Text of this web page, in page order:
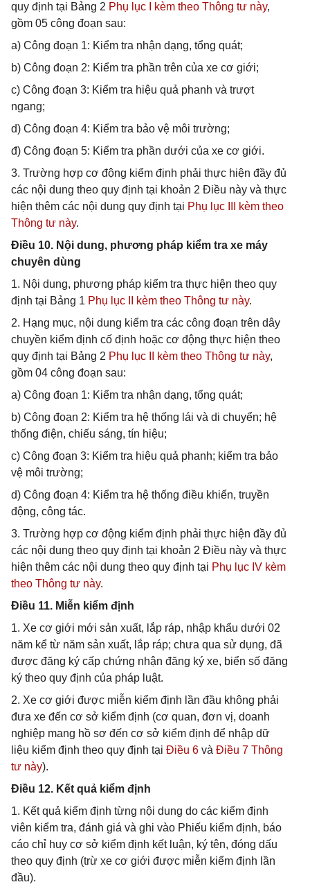
quy định tại Bảng 2 Phụ lục I kèm theo Thông tư này,
gồm 05 công đoạn sau:
a) Công đoạn 1: Kiểm tra nhận dạng, tổng quát;
b) Công đoạn 2: Kiểm tra phần trên của xe cơ giới;
c) Công đoạn 3: Kiểm tra hiệu quả phanh và trượt
ngang;
d) Công đoạn 4: Kiểm tra bảo vệ môi trường;
đ) Công đoạn 5: Kiểm tra phần dưới của xe cơ giới.
3. Trường hợp cơ động kiểm định phải thực hiện đầy đủ
các nội dung theo quy định tại khoản 2 Điều này và thực
hiện thêm các nội dung quy định tại Phụ lục III kèm theo
Thông tư này.
Điều 10. Nội dung, phương pháp kiểm tra xe máy
chuyên dùng
1. Nội dung, phương pháp kiểm tra thực hiện theo quy
định tại Bảng 1 Phụ lục II kèm theo Thông tư này.
2. Hạng mục, nội dung kiểm tra các công đoạn trên dây
chuyền kiểm định cố định hoặc cơ động thực hiện theo
quy định tại Bảng 2 Phụ lục II kèm theo Thông tư này,
gồm 04 công đoạn sau:
a) Công đoạn 1: Kiểm tra nhận dạng, tổng quát;
b) Công đoạn 2: Kiểm tra hệ thống lái và di chuyển; hệ
thống điện, chiếu sáng, tín hiệu;
c) Công đoạn 3: Kiểm tra hiệu quả phanh; kiểm tra bảo
vệ môi trường;
d) Công đoạn 4: Kiểm tra hệ thống điều khiển, truyền
động, công tác.
3. Trường hợp cơ động kiểm định phải thực hiện đầy đủ
các nội dung theo quy định tại khoản 2 Điều này và thực
hiện thêm các nội dung theo quy định tại Phụ lục IV kèm
theo Thông tư này.
Điều 11. Miễn kiểm định
1. Xe cơ giới mới sản xuất, lắp ráp, nhập khẩu dưới 02
năm kể từ năm sản xuất, lắp ráp; chưa qua sử dụng, đã
được đăng ký cấp chứng nhận đăng ký xe, biển số đăng
ký theo quy định của pháp luật.
2. Xe cơ giới được miễn kiểm định lần đầu không phải
đưa xe đến cơ sở kiểm định (cơ quan, đơn vị, doanh
nghiệp mang hồ sơ đến cơ sở kiểm định để nhập dữ
liệu kiểm định theo quy định tại Điều 6 và Điều 7 Thông
tư này).
Điều 12. Kết quả kiểm định
1. Kết quả kiểm định từng nội dung do các kiểm định
viên kiểm tra, đánh giá và ghi vào Phiếu kiểm định, báo
cáo chỉ huy cơ sở kiểm định kết luận, ký tên, đóng dấu
theo quy định (trừ xe cơ giới được miễn kiểm định lần
đầu).